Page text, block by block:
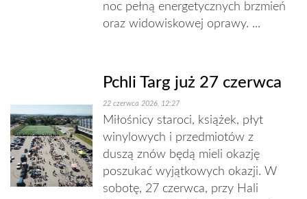
noc pełną energetycznych brzmień
oraz widowiskowej oprawy. ...
Pchli Targ już 27 czerwca
22 czerwca 2026, 12:27
Miłośnicy staroci, książek, płyt
winylowych i przedmiotów z
duszą znów będą mieli okazję
poszukać wyjątkowych okazji. W
sobotę, 27 czerwca, przy Hali